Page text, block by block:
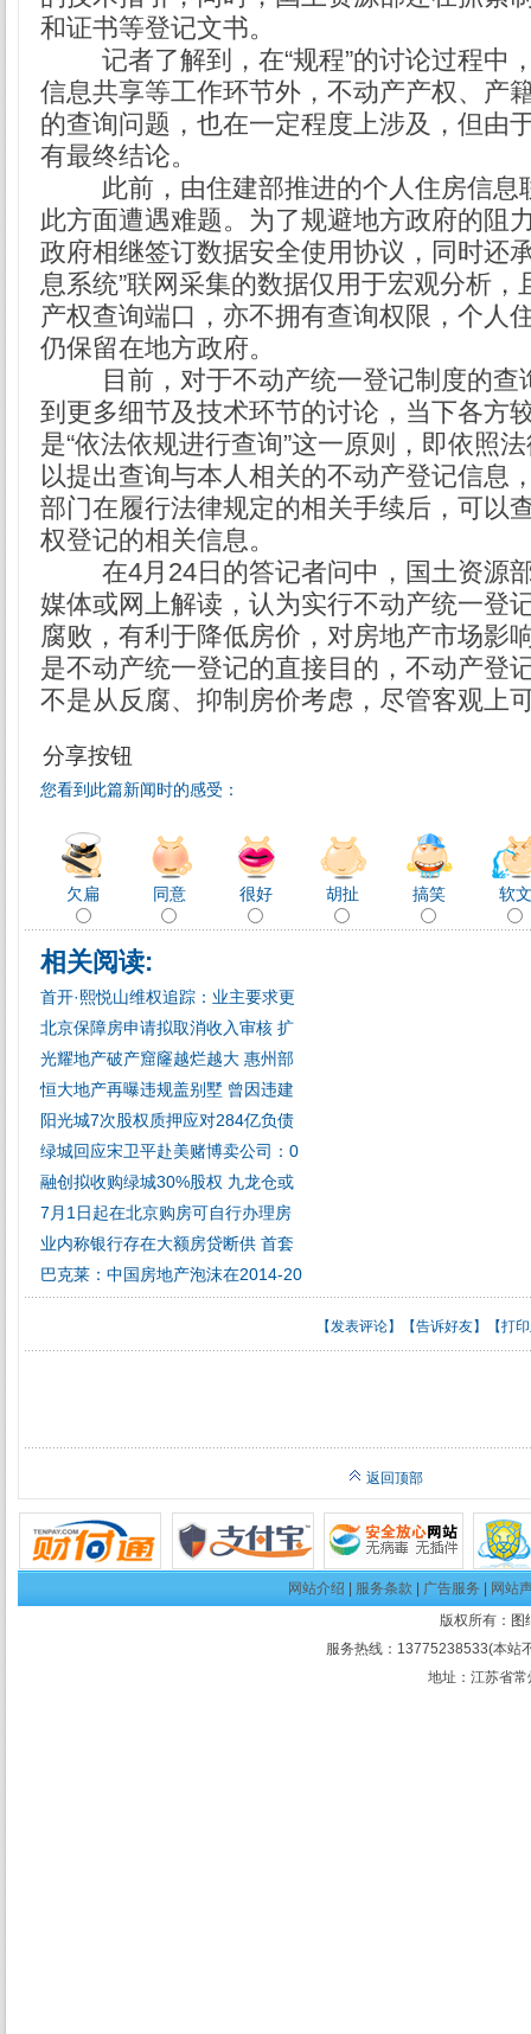
和证书等登记文书。
记者了解到，在“规程”的讨论过程中
信息共享等工作环节外，不动产产权、产
的查询问题，也在一定程度上涉及，但由
有最终结论。
此前，由住建部推进的个人住房信息
此方面遭遇难题。为了规避地方政府的阻
政府相继签订数据安全使用协议，同时还
息系统”联网采集的数据仅用于宏观分析，
产权查询端口，亦不拥有查询权限，个人
仍保留在地方政府。
目前，对于不动产统一登记制度的查
到更多细节及技术环节的讨论，当下各方
是“依法依规进行查询”这一原则，即依照
以提出查询与本人相关的不动产登记信息
部门在履行法律规定的相关手续后，可以
权登记的相关信息。
在4月24日的答记者问中，国土资源
媒体或网上解读，认为实行不动产统一登
腐败，有利于降低房价，对房地产市场影
是不动产统一登记的直接目的，不动产登
不是从反腐、抑制房价考虑，尽管客观上
分享按钮
您看到此篇新闻时的感受：
欠扁 同意 很好 胡扯 搞笑 软文
相关阅读:
首开·熙悦山维权追踪：业主要求更
北京保障房申请拟取消收入审核 扩
光耀地产破产窟窿越烂越大 惠州部
恒大地产再曝违规盖别墅 曾因违建
阳光城7次股权质押应对284亿负债
绿城回应宋卫平赴美赌博卖公司：0
融创拟收购绿城30%股权 九龙仓或
7月1日起在北京购房可自行办理房
业内称银行存在大额房贷断供 首套
巴克莱：中国房地产泡沫在2014-20
【发表评论】【告诉好友】【打
返回顶部
网站介绍 服务条款 广告服务
网站
版权所有： 图
服务热线：13775238533(本站
地址：江苏省